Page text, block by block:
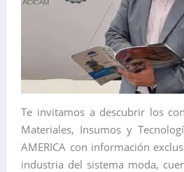
Te invitamos a descubrir los
Materiales, Insumos y
AMERICA con información
industria del sistema moda,